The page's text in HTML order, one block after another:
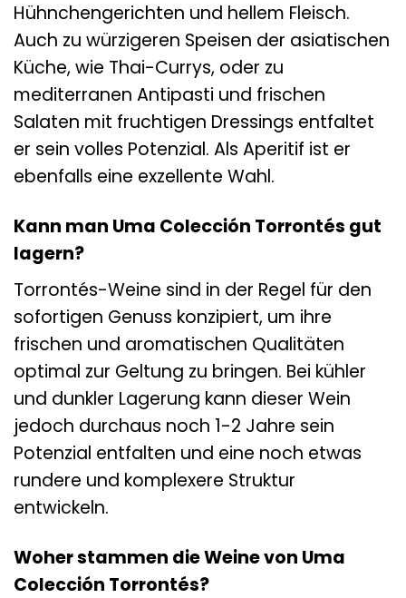
Hühnchengerichten und hellem Fleisch.
Auch zu würzigeren Speisen der asiatischen
Küche, wie Thai-Currys, oder zu
mediterranen Antipasti und frischen
Salaten mit fruchtigen Dressings entfaltet
er sein volles Potenzial. Als Aperitif ist er
ebenfalls eine exzellente Wahl.
Kann man Uma Colección Torrontés gut
lagern?
Torrontés-Weine sind in der Regel für den
sofortigen Genuss konzipiert, um ihre
frischen und aromatischen Qualitäten
optimal zur Geltung zu bringen. Bei kühler
und dunkler Lagerung kann dieser Wein
jedoch durchaus noch 1-2 Jahre sein
Potenzial entfalten und eine noch etwas
rundere und komplexere Struktur
entwickeln.
Woher stammen die Weine von Uma
Colección Torrontés?